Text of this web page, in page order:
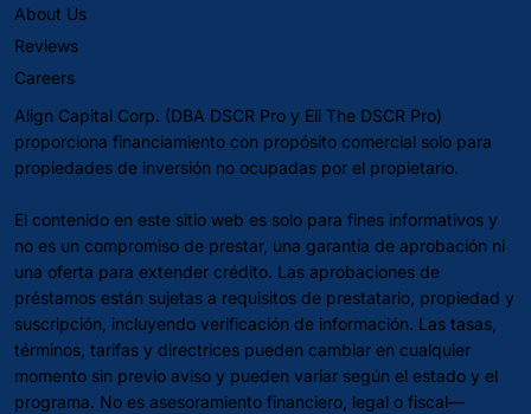
About Us
Reviews
Careers
Align Capital Corp. (DBA DSCR Pro y Eli The DSCR Pro)
proporciona financiamiento con propósito comercial solo para
propiedades de inversión no ocupadas por el propietario.
El contenido en este sitio web es solo para fines informativos y
no es un compromiso de prestar, una garantía de aprobación ni
una oferta para extender crédito. Las aprobaciones de
préstamos están sujetas a requisitos de prestatario, propiedad y
suscripción, incluyendo verificación de información. Las tasas,
términos, tarifas y directrices pueden cambiar en cualquier
momento sin previo aviso y pueden variar según el estado y el
programa. No es asesoramiento financiero, legal o fiscal—